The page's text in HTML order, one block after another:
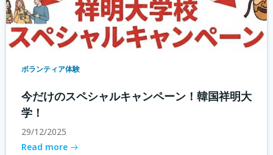
ボランティア体験
今だけのスペシャルキャンペーン！韓国祥明大
学！
29/12/2025
Read more